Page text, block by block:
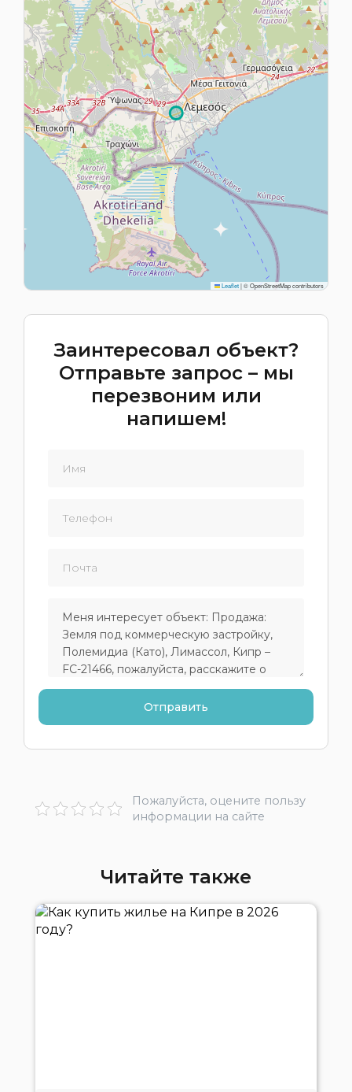
Leaflet|© OpenStreetMap contributors
Заинтересовал объект?
Отправьте запрос – мы
перезвоним или
напишем!
Пожалуйста, оцените пользу
информации на сайте
Читайте также